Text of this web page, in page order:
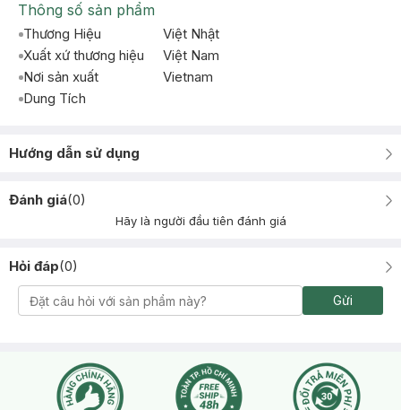
Thông số sản phẩm
Thương Hiệu
Việt Nhật
Xuất xứ thương hiệu
Việt Nam
Nơi sản xuất
Vietnam
Dung Tích
Hướng dẫn sử dụng
Đánh giá(0)
Hãy là người đầu tiên đánh giá
Hỏi đáp(0)
Gửi